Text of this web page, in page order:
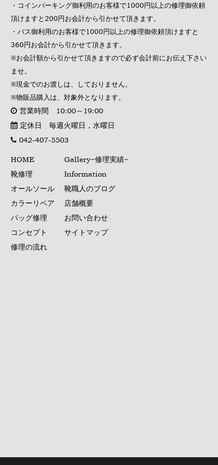
・コインパーキング御利用のお客様で1000円以上の修理御依頼
頂けますと200円お会計から引かせて頂きます。
・バス御利用のお客様で1000円以上の修理御依頼頂けますと
360円お会計から引かせて頂きます。
※お会計額から引かせて頂きますので必ず会計前にお伝え下さい
ませ。
※現金でのお渡しは、しておりません。
※物販品購入は、対象外となります。
営業時間 10:00～19:00
定休日 毎週火曜日，水曜日
042-407-5503
HOME
靴修理
オールソール
カラーリペア
バッグ修理
コンセプト
修理の流れ
Gallery~修理実績~
Information
靴職人のブログ
店舗概要
お問い合わせ
サイトマップ